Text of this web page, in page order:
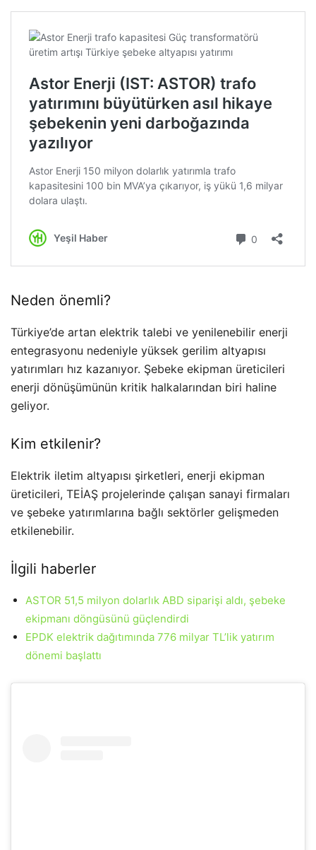
Neden önemli?
Türkiye’de artan elektrik talebi ve yenilenebilir enerji
entegrasyonu nedeniyle yüksek gerilim altyapısı
yatırımları hız kazanıyor. Şebeke ekipman üreticileri
enerji dönüşümünün kritik halkalarından biri haline
geliyor.
Kim etkilenir?
Elektrik iletim altyapısı şirketleri, enerji ekipman
üreticileri, TEİAŞ projelerinde çalışan sanayi firmaları
ve şebeke yatırımlarına bağlı sektörler gelişmeden
etkilenebilir.
İlgili haberler
ASTOR 51,5 milyon dolarlık ABD siparişi aldı, şebeke
ekipmanı döngüsünü güçlendirdi
EPDK elektrik dağıtımında 776 milyar TL’lik yatırım
dönemi başlattı